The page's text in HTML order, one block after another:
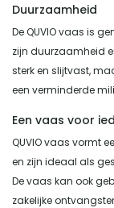
Duurzaamheid
De QUVIO vaas is
zijn duurzaamheid
sterk en slijtvast,
een verminderde
Een vaas voor
QUVIO vaas vormt
en zijn ideaal als
De vaas kan ook
zakelijke